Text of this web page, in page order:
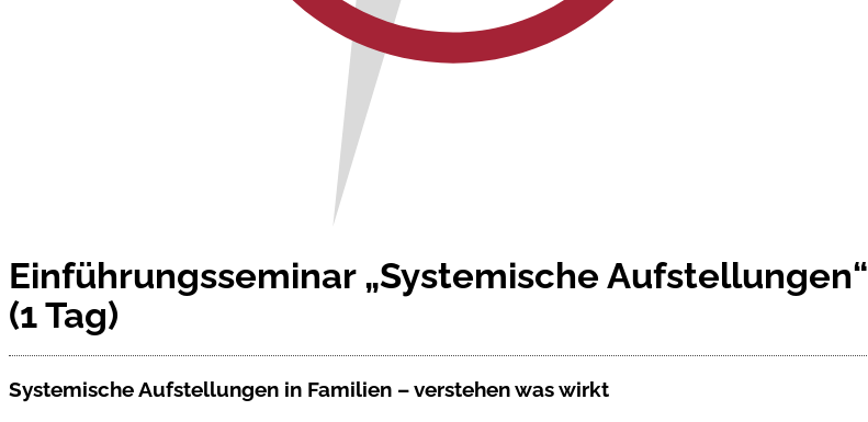
Einführungsseminar „Systemische Aufstellungen“
(1 Tag)
Systemische Aufstellungen in Familien – verstehen was wirkt